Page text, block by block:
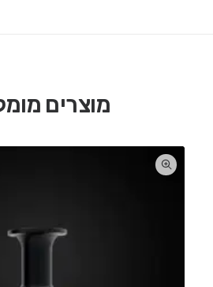
מוצרים